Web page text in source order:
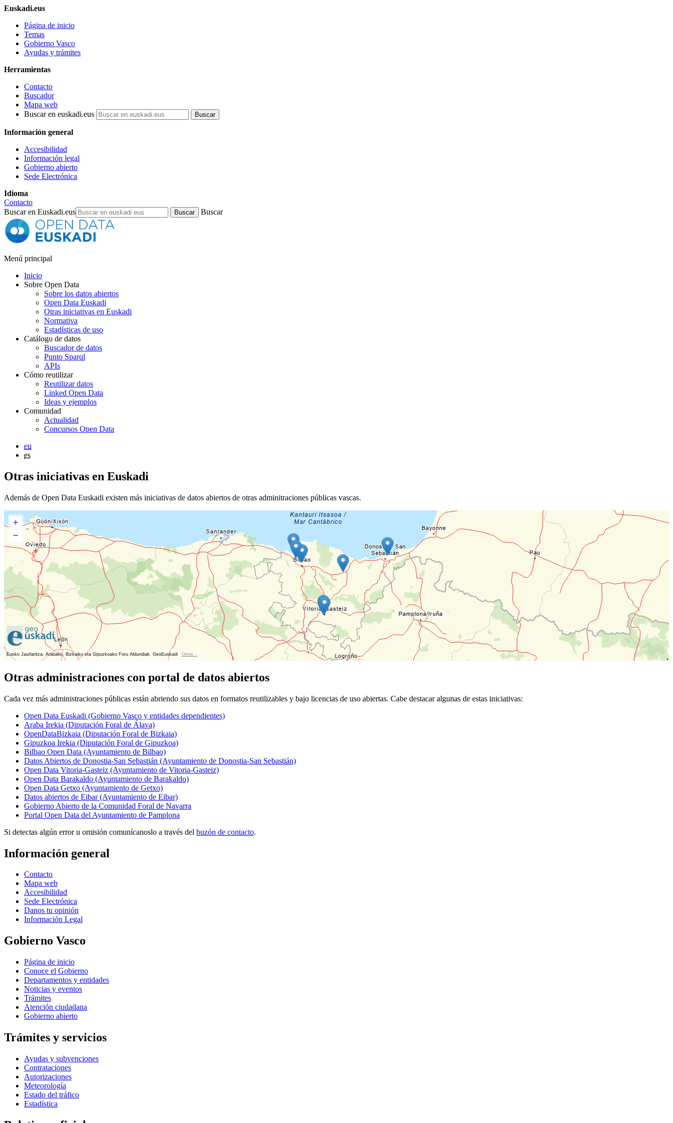
Euskadi.eus
Página de inicio
Temas
Gobierno Vasco
Ayudas y trámites
Herramientas
Contacto
Buscador
Mapa web
Buscar en euskadi.eus
Información general
Accesibilidad
Información legal
Gobierno abierto
Sede Electrónica
Idioma
Contacto
Buscar en Euskadi.eus
Buscar
Menú principal
Inicio
Sobre Open Data
Sobre los datos abiertos
Open Data Euskadi
Otras iniciativas en Euskadi
Normativa
Estadísticas de uso
Catálogo de datos
Buscador de datos
Punto Sparql
APIs
Cómo reutilizar
Reutilizar datos
Linked Open Data
Ideas y ejemplos
Comunidad
Actualidad
Concursos Open Data
eu
es
Otras iniciativas en Euskadi
Además de Open Data Euskadi existen más iniciativas de datos abiertos de otras adminitraciones públicas vascas.
+
−
Eusko Jaurlaritza; Arabako, Bizkaiko eta Gipuzkoako Foru Aldundiak. GeoEuskadi Otros...
Otras administraciones con portal de datos abiertos
Cada vez más administraciones públicas están abriendo sus datos en formatos reutilizables y bajo licencias de uso abiertas. Cabe destacar algunas de estas iniciativas:
Open Data Euskadi (Gobierno Vasco y entidades dependientes)
Araba Irekia (Diputación Foral de Álava)
OpenDataBizkaia (Diputación Foral de Bizkaia)
Gipuzkoa Irekia (Diputación Foral de Gipuzkoa)
Bilbao Open Data (Ayuntamiento de Bilbao)
Datos Abiertos de Donostia-San Sebastián (Ayuntamiento de Donostia-San Sebastián)
Open Data Vitoria-Gasteiz (Ayuntamiento de Vitoria-Gasteiz)
Open Data Barakaldo (Ayuntamiento de Barakaldo)
Open Data Getxo (Ayuntamiento de Getxo)
Datos abiertos de Eibar (Ayuntamiento de Eibar)
Gobierno Abierto de la Comunidad Foral de Navarra
Portal Open Data del Ayuntamiento de Pamplona
Si detectas algún error u omisión comunícanoslo a través del buzón de contacto.
Información general
Contacto
Mapa web
Accesibilidad
Sede Electrónica
Danos tu opinión
Información Legal
Gobierno Vasco
Página de inicio
Conoce el Gobierno
Departamentos y entidades
Noticias y eventos
Trámites
Atención ciudadana
Gobierno abierto
Trámites y servicios
Ayudas y subvenciones
Contrataciones
Autorizaciones
Meteorología
Estado del tráfico
Estadística